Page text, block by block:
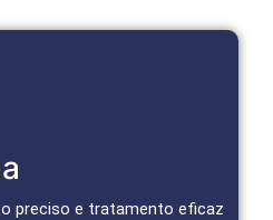
preciso e tratamento eficaz
para Coluna
minimamente invasivas